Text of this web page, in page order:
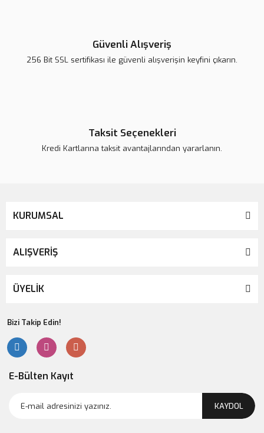
Güvenli Alışveriş
256 Bit SSL sertifikası ile güvenli alışverişin keyfini çıkarın.
Taksit Seçenekleri
Kredi Kartlarına taksit avantajlarından yararlanın.
KURUMSAL
ALIŞVERİŞ
ÜYELİK
Bizi Takip Edin!
E-Bülten Kayıt
KAYDOL